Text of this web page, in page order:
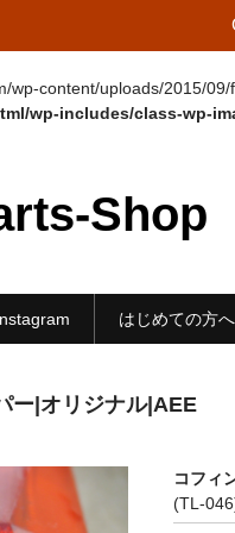
wp-content/uploads/2015/
wp-includes/class-wp-
Shop
はじめての方へ
ー|オリジナル|AEE
コフィ
(TL-